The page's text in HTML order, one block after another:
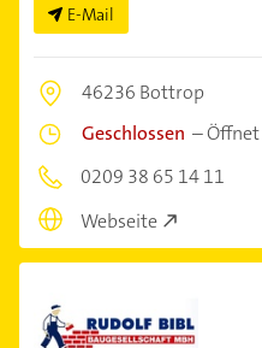
E-Mail
46236 Bottrop
Geschlossen –
0209 38 65 14 11
Webseite